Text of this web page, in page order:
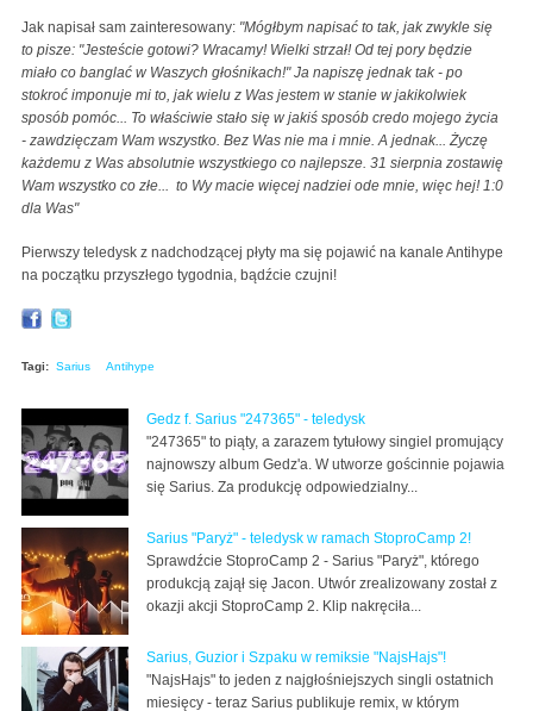
Jak napisał sam zainteresowany: "Mógłbym napisać to tak, jak zwykle się
to pisze: "Jesteście gotowi? Wracamy! Wielki strzał! Od tej pory będzie
miało co banglać w Waszych głośnikach!" Ja napiszę jednak tak - po
stokroć imponuje mi to, jak wielu z Was jestem w stanie w jakikolwiek
sposób pomóc... To właściwie stało się w jakiś sposób credo mojego życia
- zawdzięczam Wam wszystko. Bez Was nie ma i mnie. A jednak... Życzę
każdemu z Was absolutnie wszystkiego co najlepsze. 31 sierpnia zostawię
Wam wszystko co złe... to Wy macie więcej nadziei ode mnie, więc hej! 1:0
dla Was"
Pierwszy teledysk z nadchodzącej płyty ma się pojawić na kanale Antihype
na początku przyszłego tygodnia, bądźcie czujni!
Tagi: Sarius Antihype
Gedz f. Sarius "247365" - teledysk
"247365" to piąty, a zarazem tytułowy singiel promujący
najnowszy album Gedz'a. W utworze gościnnie pojawia
się Sarius. Za produkcję odpowiedzialny...
Sarius "Paryż" - teledysk w ramach StoproCamp 2!
Sprawdźcie StoproCamp 2 - Sarius "Paryż", którego
produkcją zajął się Jacon. Utwór zrealizowany został z
okazji akcji StoproCamp 2. Klip nakręciła...
Sarius, Guzior i Szpaku w remiksie "NajsHajs"!
"NajsHajs" to jeden z najgłośniejszych singli ostatnich
miesięcy - teraz Sarius publikuje remix, w którym